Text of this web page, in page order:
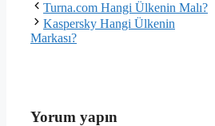
Turna.com Hangi Ülkenin Malı?
Kaspersky Hangi Ülkenin
Markası?
Yorum yapın